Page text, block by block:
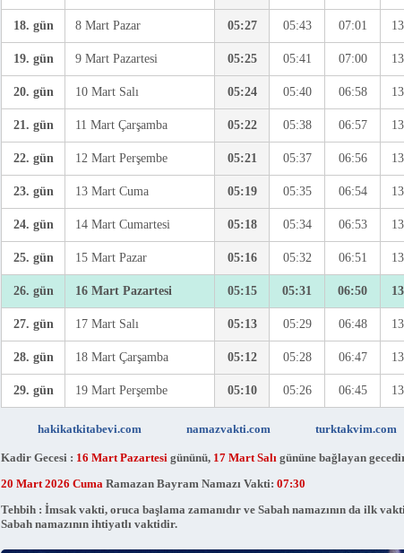
18. gün 8 Mart Pazar 05:27 05:43 07:01
19. gün 9 Mart Pazartesi 05:25 05:41 07:00
20. gün 10 Mart Salı 05:24 05:40 06:58
21. gün 11 Mart Çarşamba 05:22 05:38 06:57
22. gün 12 Mart Perşembe 05:21 05:37 06:56
23. gün 13 Mart Cuma 05:19 05:35 06:54
24. gün 14 Mart Cumartesi 05:18 05:34 06:53
25. gün 15 Mart Pazar 05:16 05:32 06:51
26. gün 16 Mart Pazartesi 05:15 05:31 06:50
27. gün 17 Mart Salı 05:13 05:29 06:48
28. gün 18 Mart Çarşamba 05:12 05:28 06:47
29. gün 19 Mart Perşembe 05:10 05:26 06:45
hakikatkitabevi.com namazvakti.com turktakvim.com
Kadir Gecesi : 16 Mart Pazartesi gününü, 17 Mart Salı gününe bağlayan
20 Mart 2026 Cuma Ramazan Bayram Namazı Vakti: 07:30
Tehbih : İmsak vakti, oruca başlama zamanıdır ve Sabah namazının da ilk
Sabah namazının ihtiyatlı vaktidir.